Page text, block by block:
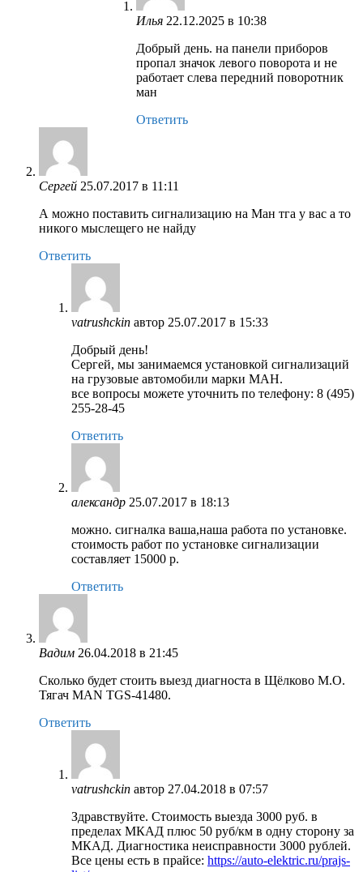
Илья 22.12.2025 в 10:38
Добрый день. на панели приборов
пропал значок левого поворота и не
работает слева передний поворотник
ман
Ответить
Сергей 25.07.2017 в 11:11
А можно поставить сигнализацию на Ман тга у вас а то
никого мыслещего не найду
Ответить
vatrushckin автор 25.07.2017 в 15:33
Добрый день!
Сергей, мы занимаемся установкой сигнализаций
на грузовые автомобили марки МАН.
все вопросы можете уточнить по телефону: 8 (495)
255-28-45
Ответить
александр 25.07.2017 в 18:13
можно. сигналка ваша,наша работа по установке.
стоимость работ по установке сигнализации
составляет 15000 р.
Ответить
Вадим 26.04.2018 в 21:45
Сколько будет стоить выезд диагноста в Щёлково М.О.
Тягач MAN TGS-41480.
Ответить
vatrushckin автор 27.04.2018 в 07:57
Здравствуйте. Стоимость выезда 3000 руб. в
пределах МКАД плюс 50 руб/км в одну сторону за
МКАД. Диагностика неисправности 3000 рублей.
Все цены есть в прайсе: https://auto-elektric.ru/prajs-